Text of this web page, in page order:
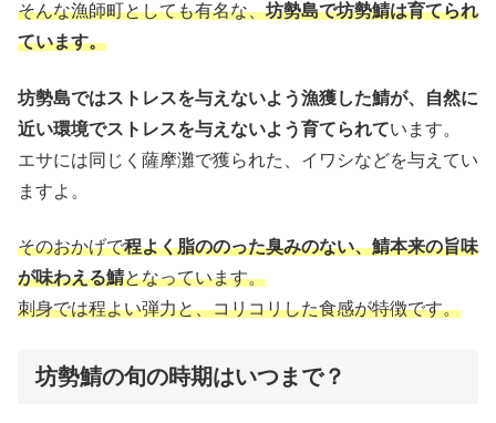
そんな漁師町としても有名な、坊勢島で坊勢鯖は育てられ
ています。
坊勢島ではストレスを与えないよう漁獲した鯖が、自然に
近い環境でストレスを与えないよう育てられています。
エサには同じく薩摩灘で獲られた、イワシなどを与えてい
ますよ。
そのおかげで程よく脂ののった臭みのない、鯖本来の旨味
が味わえる鯖となっています。
刺身では程よい弾力と、コリコリした食感が特徴です。
坊勢鯖の旬の時期はいつまで？